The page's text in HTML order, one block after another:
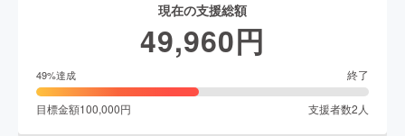
現在の支援総額
49,960円
49%達成 終了
目標金額100,000円 支援者数2 人